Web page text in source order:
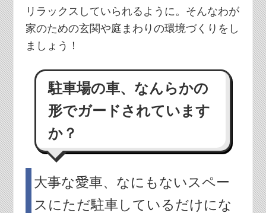
リラックスしていられるように。そんなわが
家のための玄関や庭まわりの環境づくりをし
ましょう！
駐車場の車、なんらかの
形でガードされています
か？
大事な愛車、なにもないスペー
スにただ駐車しているだけにな